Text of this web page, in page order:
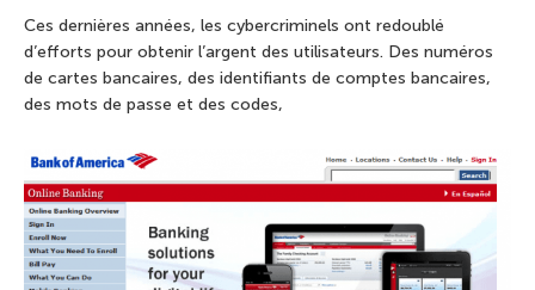
Ces dernières années, les cybercriminels ont redoublé
d’efforts pour obtenir l’argent des utilisateurs. Des numéros
de cartes bancaires, des identifiants de comptes bancaires,
des mots de passe et des codes,